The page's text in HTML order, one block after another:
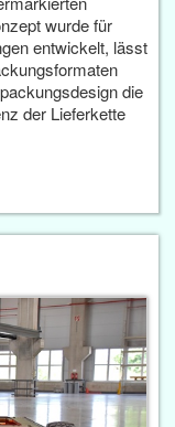
wurde für
entwickelt, lässt
die
der Lieferkette